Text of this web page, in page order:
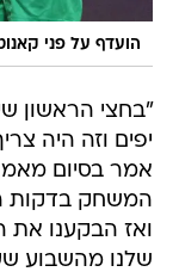
הועדף על פני
"בחצי הראשון
אמר בסיום
המשחק בדקות
ואז הבקענו את
שלנו מהשבוע